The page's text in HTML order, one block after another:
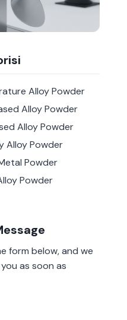
Alloy Powder
Alloy Powder
Alloy Powder
Alloy Powder
Powder
Powder
form below, and we
as soon as